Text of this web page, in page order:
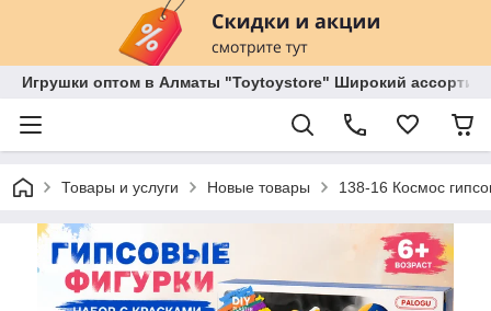
Игрушки оптом в Алматы "Toytoystore" Широкий
Товары и услуги Новые товары 138-16 Космос